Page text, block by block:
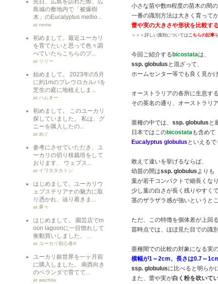
先日、広島を訪れた際、広
島城の敷地内で「被爆樹
木」のEucalyptus mellio...
at nemo
初めまして。最近ユーカリ
を育てたいと思って色々調
べていたらこちらのブ...
at リリー
始めまして。 2023年の5月
に約1mのプレウロカルパを
芝生の庭に地植えしま...
at ハムオー
初めまして。 このユーカリ
探していました。 私は、グ
ニーを購入したの...
at めぐ
参考にさせていただき、ユ
ーカリの切り枝栽培をして
おります、 ウェブス...
at イワタタカトシ
はじめまして。ユーカリウ
ェブステリアナの魅力に取
り憑かれ、辿り着きま...
at 夢々
はじめまして。 園芸店でm
oon lagoonに一目惚れして
衝動買いしました。 ...
at ユーカリ初心者A
ユーカリ銀世界を一ヶ月前
に購入しました。 南西向き
のベランダで育てて...
at wachita
小さな苗や数m程度の苗木の間
一番の識別方法は大きく育って
蕾や実の大きさや形状を比較す
＞＞＞詳しい識別については こちらの記事
今回ご紹介する bicostataは、
ssp. globulus と混ざって、
ホームセンター等でも良く見か
オーストラリアの各所に生息す
その英名の通り、オーストラリ
亜種の中では、 ssp. globulus と
日本ではこのbicostataも含めて
Eucalyptus globulus といえる
敢えて違いを挙げるならば、
幼苗の間はssp. globulusよりも
葉が若干コンパクトで細長くな
少し葉の白さが長く残りやすく
茎のザラザラ感が強いというと
ただ、この特徴を個体差が上回
苗時点では、ほぼ見た目での識
亜種間での比較の対象になる実
横幅が1～2cm、長さは0.7～
ssp. globulusに比べると明らか
また、蕾や実が白く粉を吹いて